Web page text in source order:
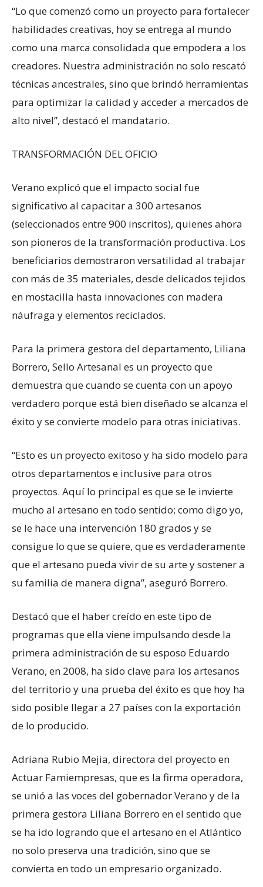
“Lo que comenzó como un proyecto para fortalecer
habilidades creativas, hoy se entrega al mundo
como una marca consolidada que empodera a los
creadores. Nuestra administración no solo rescató
técnicas ancestrales, sino que brindó herramientas
para optimizar la calidad y acceder a mercados de
alto nivel”, destacó el mandatario.
TRANSFORMACIÓN DEL OFICIO
Verano explicó que el impacto social fue
significativo al capacitar a 300 artesanos
(seleccionados entre 900 inscritos), quienes ahora
son pioneros de la transformación productiva. Los
beneficiarios demostraron versatilidad al trabajar
con más de 35 materiales, desde delicados tejidos
en mostacilla hasta innovaciones con madera
náufraga y elementos reciclados.
Para la primera gestora del departamento, Liliana
Borrero, Sello Artesanal es un proyecto que
demuestra que cuando se cuenta con un apoyo
verdadero porque está bien diseñado se alcanza el
éxito y se convierte modelo para otras iniciativas.
“Esto es un proyecto exitoso y ha sido modelo para
otros departamentos e inclusive para otros
proyectos. Aquí lo principal es que se le invierte
mucho al artesano en todo sentido; como digo yo,
se le hace una intervención 180 grados y se
consigue lo que se quiere, que es verdaderamente
que el artesano pueda vivir de su arte y sostener a
su familia de manera digna”, aseguró Borrero.
Destacó que el haber creído en este tipo de
programas que ella viene impulsando desde la
primera administración de su esposo Eduardo
Verano, en 2008, ha sido clave para los artesanos
del territorio y una prueba del éxito es que hoy ha
sido posible llegar a 27 países con la exportación
de lo producido.
Adriana Rubio Mejia, directora del proyecto en
Actuar Famiempresas, que es la firma operadora,
se unió a las voces del gobernador Verano y de la
primera gestora Liliana Borrero en el sentido que
se ha ido logrando que el artesano en el Atlántico
no solo preserva una tradición, sino que se
convierta en todo un empresario organizado.